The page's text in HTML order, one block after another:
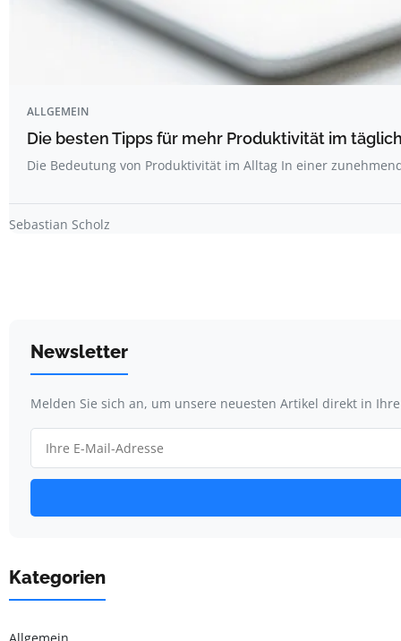
ALLGEMEIN
Die besten Tipps für mehr Produktivität im
Die Bedeutung von Produktivität im Alltag In einer
Sebastian Scholz
Newsletter
Melden Sie sich an, um unsere neuesten Artikel direkt in
Kategorien